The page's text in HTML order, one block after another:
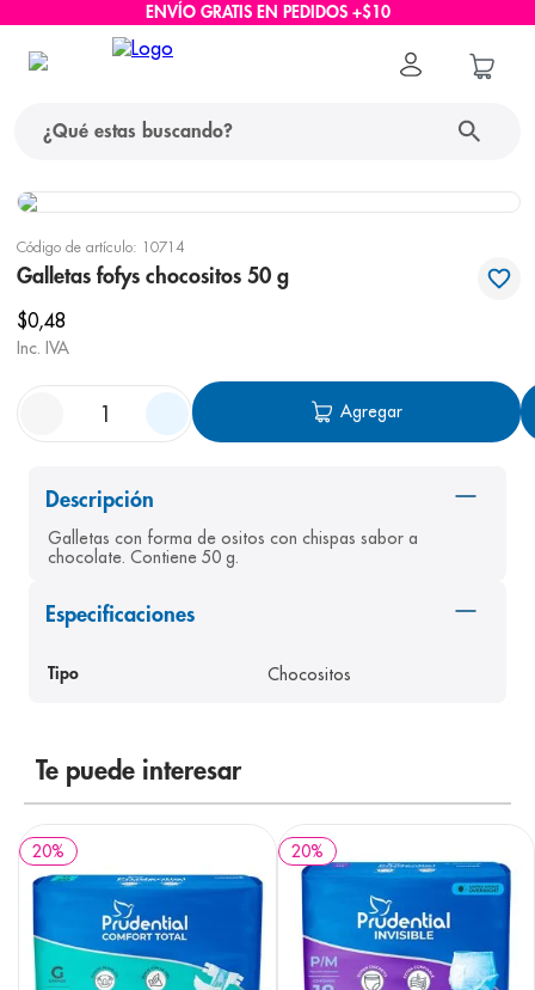
ENVÍO GRATIS EN PEDIDOS +$10
Código de artículo: 10714
Galletas fofys chocositos 50 g
$0,48
Inc. IVA
Agregar
Descripción
Galletas con forma de ositos con chispas sabor a
chocolate. Contiene 50 g.
Especificaciones
Tipo Chocositos
Te puede interesar
20% 20%
términos más buscados
1. protector solar
2.
3.
5. nivea
8. pediasure
panolini